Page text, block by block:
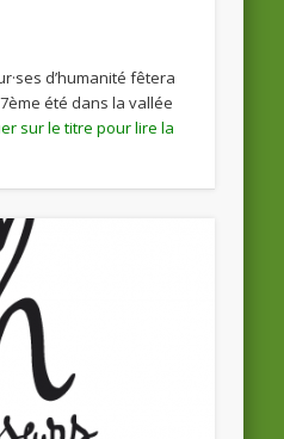
d’humanité fêtera
été dans la vallée